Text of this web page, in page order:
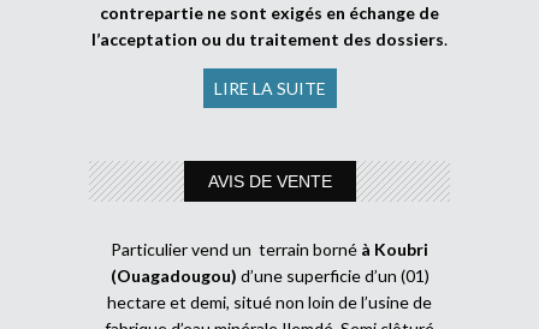
contrepartie ne sont exigés en échange de
l’acceptation ou du traitement des dossiers.
LIRE LA SUITE
AVIS DE VENTE
Particulier vend un terrain borné à Koubri
(Ouagadougou) d’une superficie d’un (01)
hectare et demi, situé non loin de l’usine de